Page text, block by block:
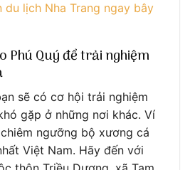
du lịch Nha Trang ngay bây
Phú Quý để trải nghiệm
sẽ có cơ hội trải nghiệm
gặp ở những nơi khác. Ví
ngưỡng bộ xương cá
Việt Nam. Hãy đến với